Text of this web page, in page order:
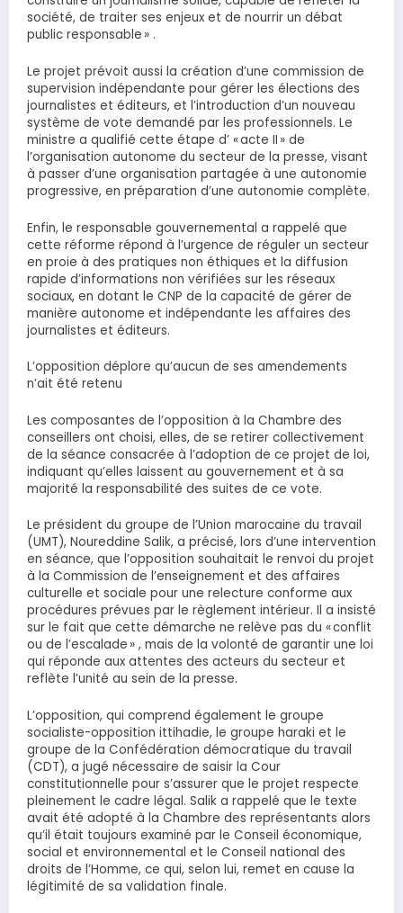
société, de traiter ses enjeux et de nourrir un débat
public responsable » .
Le projet prévoit aussi la création d’une commission de
supervision indépendante pour gérer les élections des
journalistes et éditeurs, et l’introduction d’un nouveau
système de vote demandé par les professionnels. Le
ministre a qualifié cette étape d’ « acte II » de
l’organisation autonome du secteur de la presse, visant
à passer d’une organisation partagée à une autonomie
progressive, en préparation d’une autonomie complète.
Enfin, le responsable gouvernemental a rappelé que
cette réforme répond à l’urgence de réguler un secteur
en proie à des pratiques non éthiques et la diffusion
rapide d’informations non vérifiées sur les réseaux
sociaux, en dotant le CNP de la capacité de gérer de
manière autonome et indépendante les affaires des
journalistes et éditeurs.
L’opposition déplore qu’aucun de ses amendements
n’ait été retenu
Les composantes de l’opposition à la Chambre des
conseillers ont choisi, elles, de se retirer collectivement
de la séance consacrée à l’adoption de ce projet de loi,
indiquant qu’elles laissent au gouvernement et à sa
majorité la responsabilité des suites de ce vote.
Le président du groupe de l’Union marocaine du travail
(UMT), Noureddine Salik, a précisé, lors d’une intervention
en séance, que l’opposition souhaitait le renvoi du projet
à la Commission de l’enseignement et des affaires
culturelle et sociale pour une relecture conforme aux
procédures prévues par le règlement intérieur. Il a insisté
sur le fait que cette démarche ne relève pas du « conflit
ou de l’escalade » , mais de la volonté de garantir une loi
qui réponde aux attentes des acteurs du secteur et
reflète l’unité au sein de la presse.
L’opposition, qui comprend également le groupe
socialiste-opposition ittihadie, le groupe haraki et le
groupe de la Confédération démocratique du travail
(CDT), a jugé nécessaire de saisir la Cour
constitutionnelle pour s’assurer que le projet respecte
pleinement le cadre légal. Salik a rappelé que le texte
avait été adopté à la Chambre des représentants alors
qu’il était toujours examiné par le Conseil économique,
social et environnemental et le Conseil national des
droits de l’Homme, ce qui, selon lui, remet en cause la
légitimité de sa validation finale.